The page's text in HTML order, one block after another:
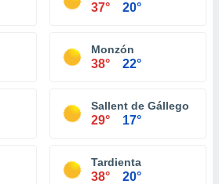
37° 20°
Monzón
38° 22°
Sallent de Gállego
29° 17°
Tardienta
38° 20°